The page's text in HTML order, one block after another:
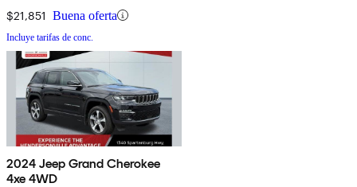
$21,851 Buena oferta
Incluye tarifas de conc.
2024 Jeep Grand Cherokee
4xe 4WD